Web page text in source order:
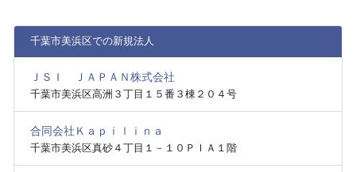
千葉市美浜区での新規法人
ＪＳＩ ＪＡＰＡＮ株式会社
千葉市美浜区高洲３丁目１５番３棟２０４号
合同会社Ｋａｐｉｌｉｎａ
千葉市美浜区真砂４丁目１－１０ＰＩＡ１階